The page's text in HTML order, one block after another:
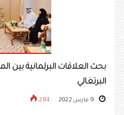
بحث العلاقات البرلمانية بين
البرتغالي
284